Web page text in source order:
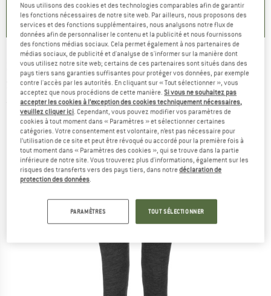
)
4,8(44)
4,6(19)
2117 OF SWEDEN -Women's Pauki Pant -
Sous-vêtement mérinos
(0)
Nous utilisons des cookies et des technologies comparables afin de garantir
les fonctions nécessaires de notre site web. Par ailleurs, nous proposons des
services et des fonctions supplémentaires, nous analysons notre flux de
données afin de personnaliser le contenu et la publicité et nous fournissons
des fonctions médias sociaux. Cela permet également à nos partenaires de
médias sociaux, de publicité et d'analyse de s'informer sur la manière dont
vous utilisez notre site web; certains de ces partenaires sont situés dans des
pays tiers sans garanties suffisantes pour protéger vos données, par exemple
contre l'accès par les autorités. En cliquant sur « Tout sélectionner », vous
acceptez que nous procédions de cette manière.Si vous ne souhaitez pas
accepter les cookies à l’exception des cookies techniquement nécessaires,
veuillez cliquer ici. Cependant, vous pouvez modifier vos paramètres de
cookies à tout moment dans « Paramètres » et sélectionner certaines
catégories. Votre consentement est volontaire, n’est pas nécessaire pour
l’utilisation de ce site et peut être révoqué ou accordé pour la première fois à
tout moment dans « Paramètres des cookies », qui se trouve dans la partie
inférieure de notre site. Vous trouverez plus d'informations, également sur les
risques des transferts vers des pays tiers, dans notredéclaration de
protection des données.
PARAMÈTRES TOUT SÉLECTIONNER